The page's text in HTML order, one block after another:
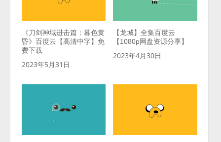
《刀剑神域进击篇：暮色黄
昏》百度云【高清中字】免
费下载
2023年5月31日
【龙城】全集百度云
【1080p网盘资源分享】
2023年4月30日